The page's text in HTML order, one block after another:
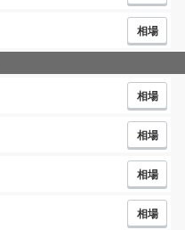
相場
相場
相場
相場
相場